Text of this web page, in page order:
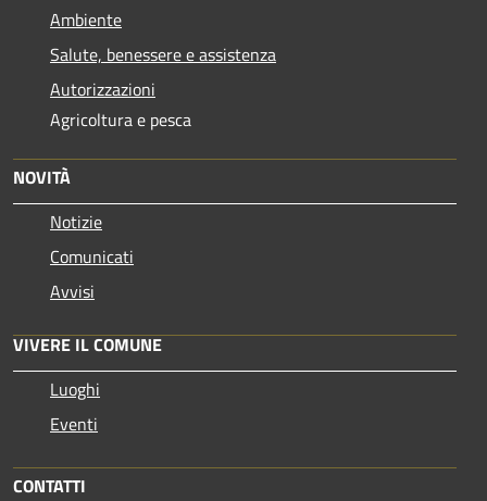
Ambiente
Salute, benessere e assistenza
Autorizzazioni
Agricoltura e pesca
NOVITÀ
Notizie
Comunicati
Avvisi
VIVERE IL COMUNE
Luoghi
Eventi
CONTATTI